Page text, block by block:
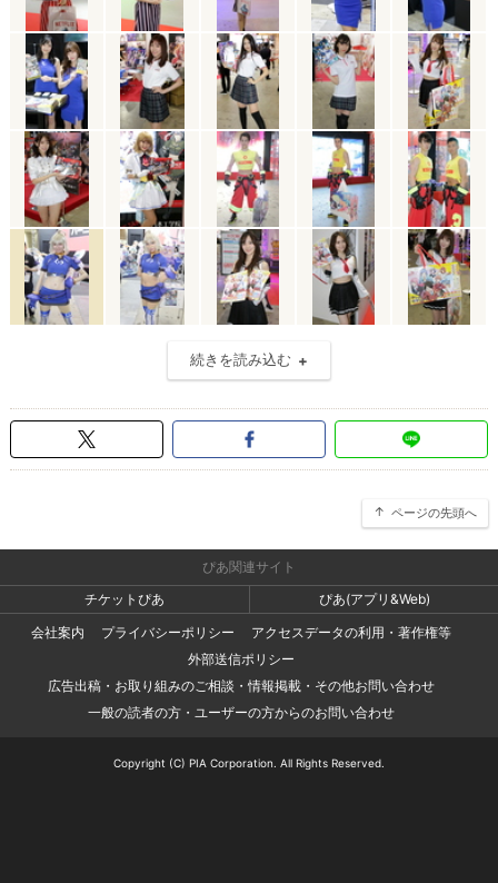
続きを読み込む
ページの先頭へ
ぴあ関連サイト
チケットぴあ
ぴあ(アプリ&Web)
会社案内
プライバシーポリシー
アクセスデータの利用・著作権等
外部送信ポリシー
広告出稿・お取り組みのご相談・情報掲載・その他お問い合わせ
一般の読者の方・ユーザーの方からのお問い合わせ
Copyright (C) PIA Corporation. All Rights Reserved.